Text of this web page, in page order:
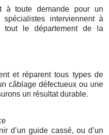
à toute demande pour un
interviennent à
tout le département de la
et réparent tous types de
câblage défectueux ou une
un résultat durable.
d’un guide cassé, ou d’un